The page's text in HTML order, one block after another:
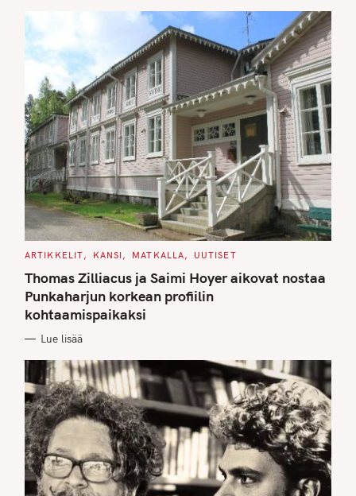
C
T
E
G
O
R
I
S
ARTIKKELIT KANSI MATKALLA UUTISET
Thomas Zilliacus ja Saimi Hoyer aikovat nostaa
Punkaharjun korkean profiilin
kohtaamispaikaksi
Lue lisää